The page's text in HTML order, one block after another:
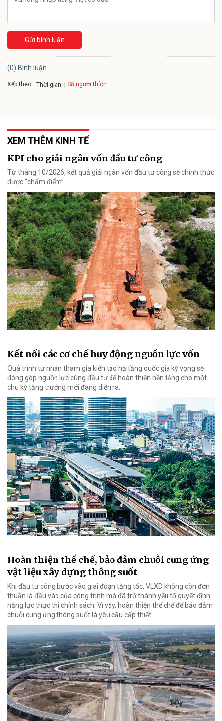
Gửi bình luận
(0) Bình luận
Xếp theo: Thời gian Số người thích
XEM THÊM KINH TẾ
KPI cho giải ngân vốn đầu tư công
Từ tháng 10/2026, kết quả giải ngân vốn đầu tư công sẽ chính thức
được “chấm điểm”.
Kết nối các cơ chế huy động nguồn lực vốn
Quá trình tư nhân tham gia kiến tạo hạ tầng quốc gia kỳ vọng sẽ
đóng góp nguồn lực cùng đầu tư để hoàn thiện nền tảng cho một
chu kỳ tăng trưởng mới đang diễn ra.
Hoàn thiện thể chế, bảo đảm chuỗi cung ứng
vật liệu xây dựng thông suốt
Khi đầu tư công bước vào giai đoạn tăng tốc, VLXD không còn đơn
thuần là đầu vào của công trình mà đã trở thành yếu tố quyết định
năng lực thực thi chính sách. Vì vậy, hoàn thiện thể chế để bảo đảm
chuỗi cung ứng thông suốt là yêu cầu cấp thiết.